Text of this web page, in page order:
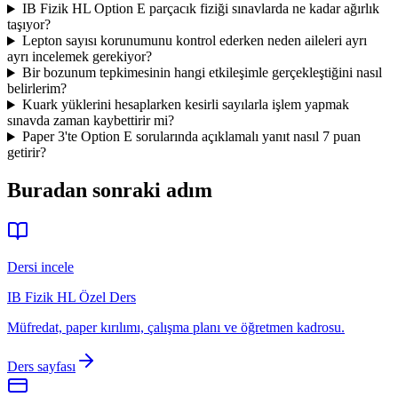
IB Fizik HL Option E parçacık fiziği sınavlarda ne kadar ağırlık
taşıyor?
Lepton sayısı korunumunu kontrol ederken neden aileleri ayrı
ayrı incelemek gerekiyor?
Bir bozunum tepkimesinin hangi etkileşimle gerçekleştiğini nasıl
belirlerim?
Kuark yüklerini hesaplarken kesirli sayılarla işlem yapmak
sınavda zaman kaybettirir mi?
Paper 3'te Option E sorularında açıklamalı yanıt nasıl 7 puan
getirir?
Buradan sonraki adım
Dersi incele
IB Fizik HL Özel Ders
Müfredat, paper kırılımı, çalışma planı ve öğretmen kadrosu.
Ders sayfası